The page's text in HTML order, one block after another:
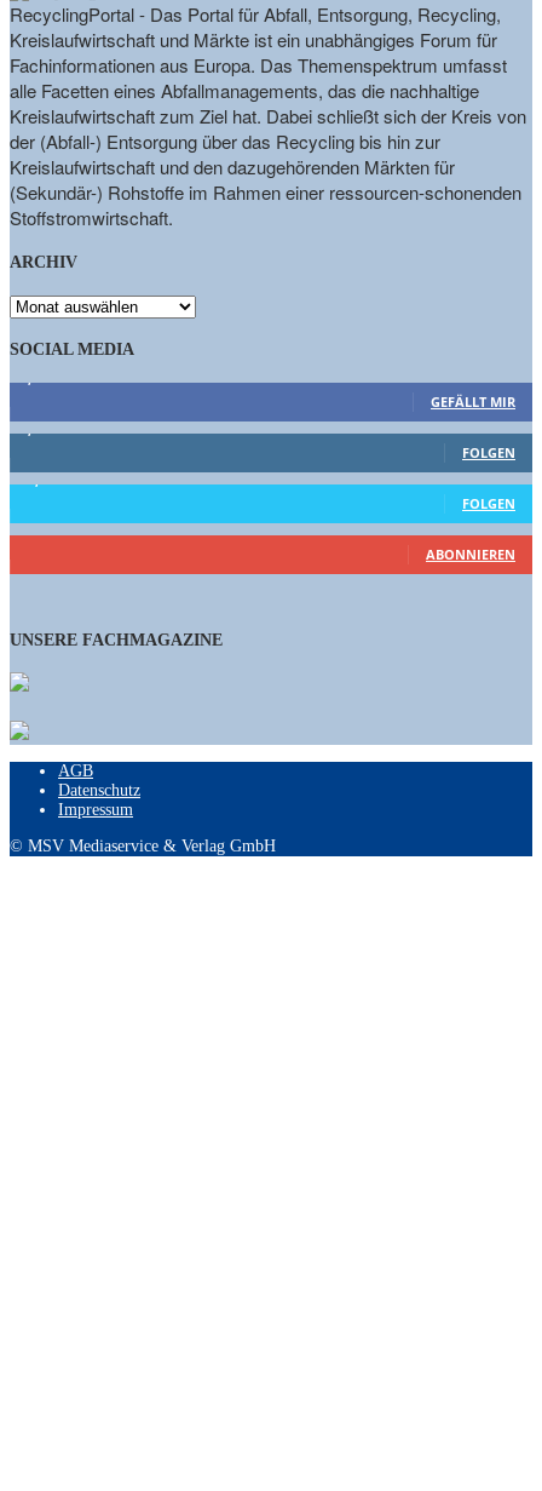
RecyclingPortal - Das Portal für Abfall, Entsorgung, Recycling,
Kreislaufwirtschaft und Märkte ist ein unabhängiges Forum für
Fachinformationen aus Europa. Das Themenspektrum umfasst
alle Facetten eines Abfallmanagements, das die nachhaltige
Kreislaufwirtschaft zum Ziel hat. Dabei schließt sich der Kreis von
der (Abfall-) Entsorgung über das Recycling bis hin zur
Kreislaufwirtschaft und den dazugehörenden Märkten für
(Sekundär-) Rohstoffe im Rahmen einer ressourcen-schonenden
Stoffstromwirtschaft.
ARCHIV
ARCHIV
SOCIAL MEDIA
GEFÄLLT MIR
1,662 Follower
FOLGEN
15,658 Follower
FOLGEN
461 Abonnenten
ABONNIEREN
UNSERE FACHMAGAZINE
AGB
Datenschutz
Impressum
© MSV Mediaservice & Verlag GmbH